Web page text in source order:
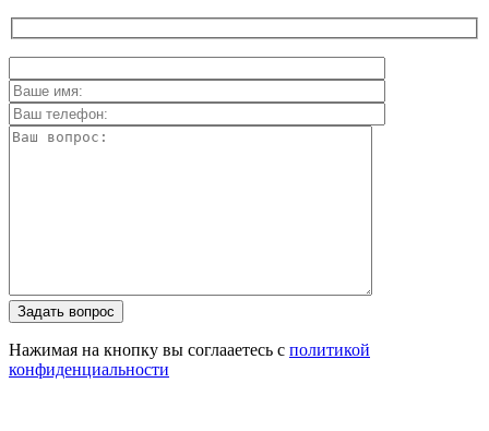
Задать вопрос
Нажимая на кнопку вы соглааетесь с политикой
конфиденциальности